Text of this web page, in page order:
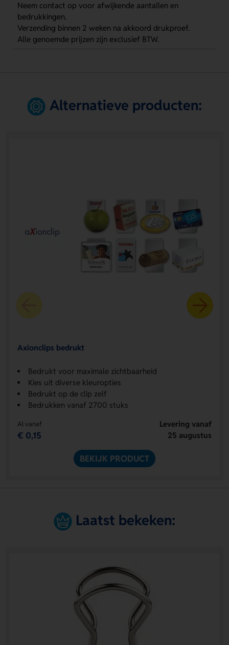
Neem contact op voor afwijkende aantallen en
bedrukkingen.
Verzending binnen 2 weken na akkoord drukproef.
Alle genoemde prijzen zijn exclusief BTW.
Alternatieve producten:
Axionclips bedrukt
Bedrukt voor maximale zichtbaarheid
Kies uit diverse kleuropties
Bedrukt op de clip zelf
Bedrukken vanaf 2700 stuks
Al vanaf
€ 0,15
Levering vanaf
25 augustus
BEKIJK PRODUCT
Laatst bekeken: